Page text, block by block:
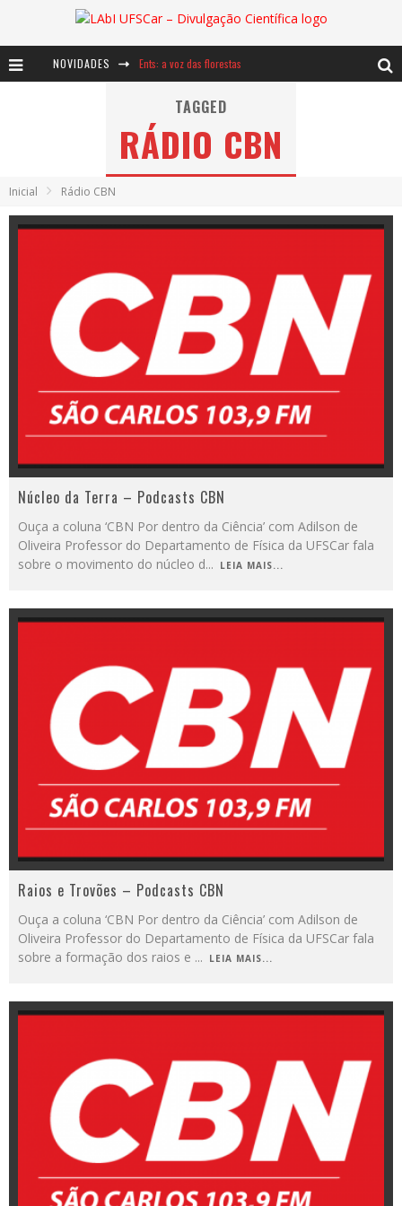
NOVIDADES Ents: a voz das florestas
Notáveis: Bertha Lutz
TAGGED
RÁDIO CBN
Inicial Rádio CBN
Núcleo da Terra – Podcasts CBN
Ouça a coluna ‘CBN Por dentro da Ciência’ com Adilson de
Oliveira Professor do Departamento de Física da UFSCar fala
sobre o movimento do núcleo d... LEIA MAIS...
Raios e Trovões – Podcasts CBN
Ouça a coluna ‘CBN Por dentro da Ciência’ com Adilson de
Oliveira Professor do Departamento de Física da UFSCar fala
sobre a formação dos raios e ... LEIA MAIS...